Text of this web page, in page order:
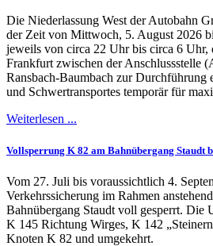
Die Niederlassung West der Autobahn
der Zeit von Mittwoch, 5. August 2026
jeweils von circa 22 Uhr bis circa 6
Frankfurt zwischen der Anschlussstelle
Ransbach-Baumbach zur Durchführung
und Schwertransportes temporär für
Weiterlesen ...
Vollsperrung K 82 am Bahnübergang Staudt
Vom 27. Juli bis voraussichtlich 4.
Verkehrssicherung im Rahmen
Bahnübergang Staudt voll gesperrt. Die
K 145 Richtung Wirges, K 142
Knoten K 82 und umgekehrt.